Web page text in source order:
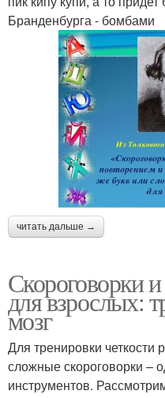
Бранденбурга - бомбами
читать дальше →
Скороговорки
для взрослых:
мозг
Для тренировки четкости
сложные скороговорки –
инструментов.